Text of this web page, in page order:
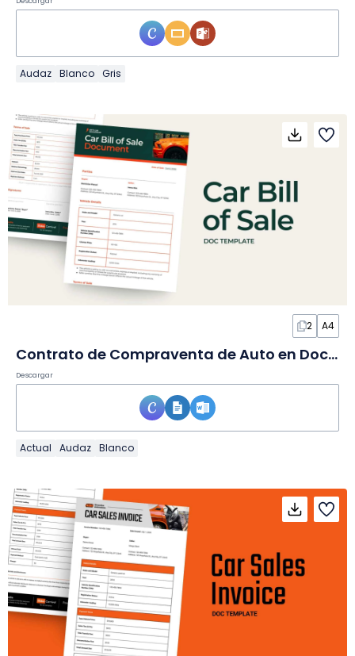
Audaz Blanco Gris
2 A4
Contrato de Compraventa de Auto en Documento
Descargar
Actual Audaz Blanco